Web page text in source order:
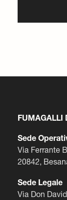
FUMAGALLI
Sede
Via Ferrante
20842,
Sede Legale
Via Don